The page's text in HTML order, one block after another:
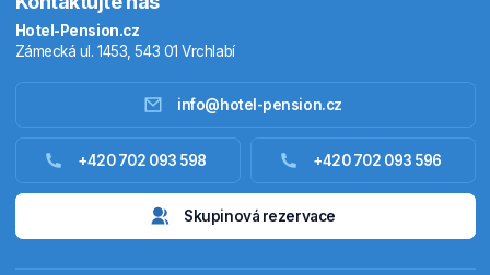
Ubytování zahraniční
Hotel-Pension.cz
Zámecká ul. 1453, 543 01 Vrchlabí
info@hotel-pension.cz
+420 702 093 598 +420 702 093 596
Skupinová rezervace